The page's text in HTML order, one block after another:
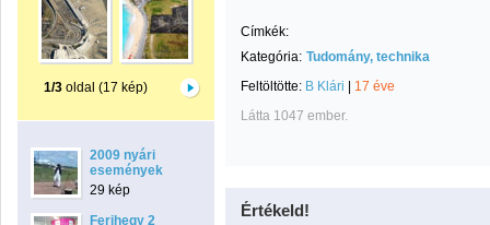
1/3oldal (17 kép)
2009 nyári
események
29 kép
Ferihegy 2
Címkék:
Kategória: Tudomány, technika
Feltöltötte: B Klári
17 éve
Látta 1047 ember.
Értékeld!